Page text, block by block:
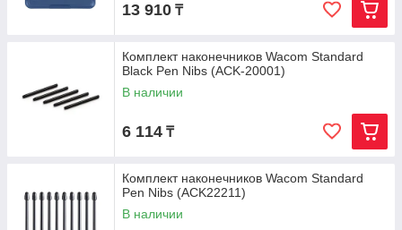
13 910 ₸
Комплект наконечников Wacom Standard
Black Pen Nibs (ACK-20001)
В наличии
6 114 ₸
Комплект наконечников Wacom Standard
Pen Nibs (ACK22211)
В наличии